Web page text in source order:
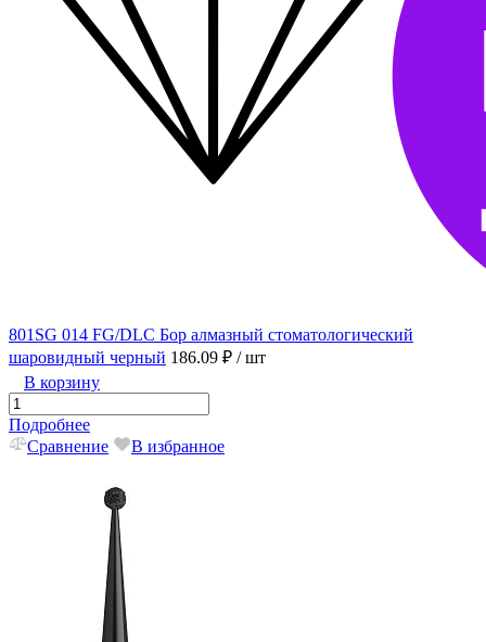
801SG 014 FG/DLC Бор алмазный стоматологический
шаровидный черный 186.09 ₽ / шт
В корзину
Подробнее
Сравнение
В избранное